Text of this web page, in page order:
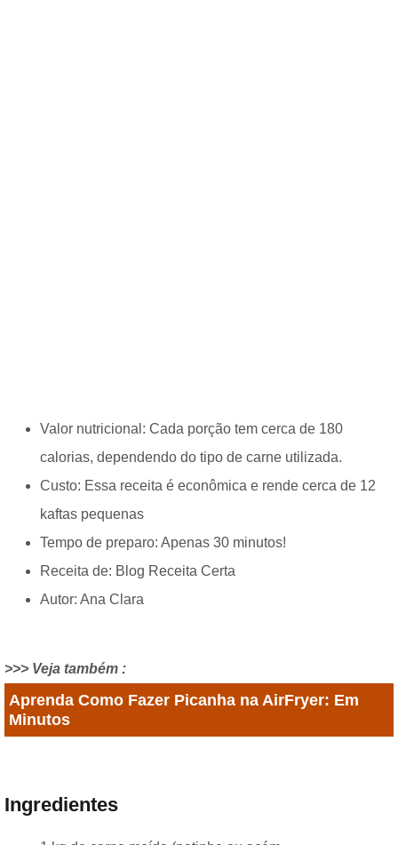
Valor nutricional: Cada porção tem cerca de 180
calorias, dependendo do tipo de carne utilizada.
Custo: Essa receita é econômica e rende cerca de 12
kaftas pequenas
Tempo de preparo: Apenas 30 minutos!
Receita de: Blog Receita Certa
Autor: Ana Clara
>>> Veja também :
Aprenda Como Fazer Picanha na AirFryer: Em
Minutos
Ingredientes